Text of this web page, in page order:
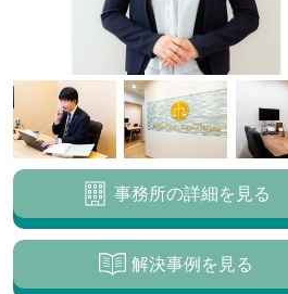
河東郡上士幌町 河東郡鹿追町 河西
足寄郡足寄町
川上郡標茶町 川上郡弟子屈町 阿寒
標津郡標津町 目梨郡羅臼町
事務所の詳細を見る
解決事例を見る